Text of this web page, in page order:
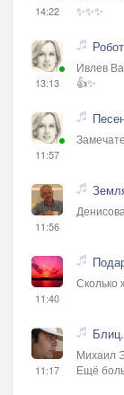
14:22
✨✨✨
13:13
Ивлев
👍✨
11:57
11:56
11:40
Сколько
11:17
Блиц.
Михаил
Ещё